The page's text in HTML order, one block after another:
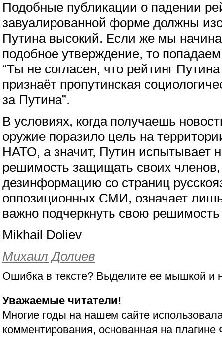
Подобные публикации о падении
завуалированной форме должны
Путина высокий. Если же мы
подобное утверждение, то
“Ты не согласен, что рейтинг Путина
признаёт пропутинская
за Путина”.
В условиях, когда получаешь
оружие поразило цель на
НАТО, а значит, Путин испытывает
решимость защищать своих членов,
дезинформацию со страниц
оппозиционных СМИ, означает
важно подчеркнуть свою
Mikhail Doliev
Михаил Долиев
Ошибка в тексте? Выделите ее мышкой и
Уважаемые читатели!
Многие годы на нашем сайте
комментирования, основанная на